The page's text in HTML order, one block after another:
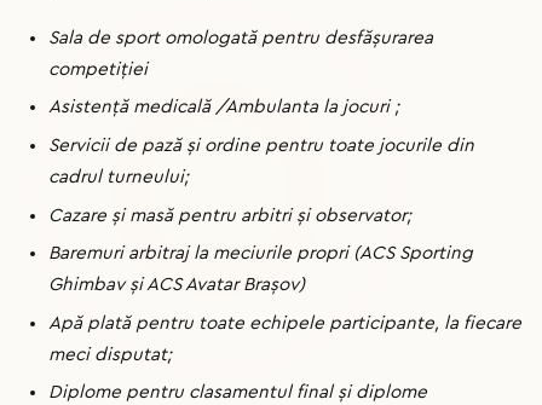
Sala de sport omologată pentru desfăşurarea
competiției
Asistență medicală /Ambulanta la jocuri ;
Servicii de pază și ordine pentru toate jocurile din
cadrul turneului;
Cazare şi masă pentru arbitri și observator;
Baremuri arbitraj la meciurile propri (ACS Sporting
Ghimbav și ACS Avatar Brașov)
Apă plată pentru toate echipele participante, la fiecare
meci disputat;
Diplome pentru clasamentul final şi diplome